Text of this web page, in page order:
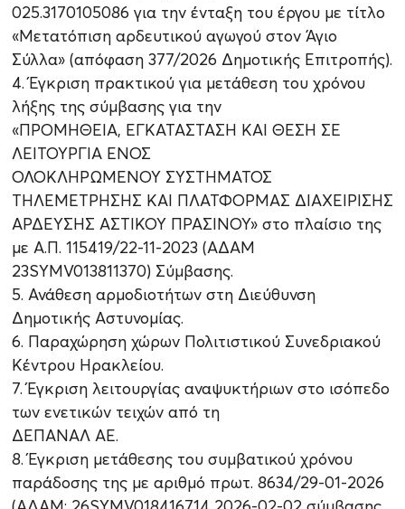
025.3170105086 για την ένταξη του έργου με τίτλο
«Μετατόπιση αρδευτικού αγωγού στον Άγιο
Σύλλα» (απόφαση 377/2026 Δημοτικής Επιτροπής).
4. Έγκριση πρακτικού για μετάθεση του χρόνου
λήξης της σύμβασης για την
«ΠΡΟΜΗΘΕΙΑ, ΕΓΚΑΤΑΣΤΑΣΗ ΚΑΙ ΘΕΣΗ ΣΕ
ΛΕΙΤΟΥΡΓΙΑ ΕΝΟΣ
ΟΛΟΚΛΗΡΩΜΕΝΟΥ ΣΥΣΤΗΜΑΤΟΣ
ΤΗΛΕΜΕΤΡΗΣΗΣ ΚΑΙ ΠΛΑΤΦΟΡΜΑΣ ΔΙΑΧΕΙΡΙΣΗΣ
ΑΡΔΕΥΣΗΣ ΑΣΤΙΚΟΥ ΠΡΑΣΙΝΟΥ» στο πλαίσιο της
με Α.Π. 115419/22-11-2023 (ΑΔΑΜ
23SYMV013811370) Σύμβασης.
5. Ανάθεση αρμοδιοτήτων στη Διεύθυνση
Δημοτικής Αστυνομίας.
6. Παραχώρηση χώρων Πολιτιστικού Συνεδριακού
Κέντρου Ηρακλείου.
7. Έγκριση λειτουργίας αναψυκτήριων στο ισόπεδο
των ενετικών τειχών από τη
ΔΕΠΑΝΑΛ ΑΕ.
8. Έγκριση μετάθεσης του συμβατικού χρόνου
παράδοσης της με αριθμό πρωτ. 8634/29-01-2026